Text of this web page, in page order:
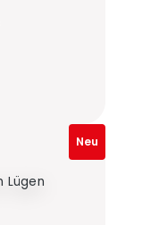
Neu